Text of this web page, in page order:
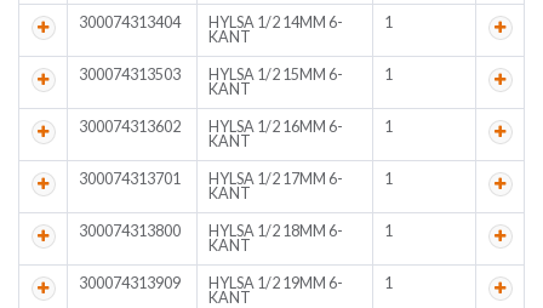
300074313404
HYLSA 1/2 14MM 6-
KANT
1
300074313503
HYLSA 1/2 15MM 6-
KANT
1
300074313602
HYLSA 1/2 16MM 6-
KANT
1
300074313701
HYLSA 1/2 17MM 6-
KANT
1
300074313800
HYLSA 1/2 18MM 6-
KANT
1
300074313909
HYLSA 1/2 19MM 6-
KANT
1